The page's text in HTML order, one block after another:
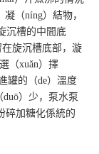
（níng）結物，
沉槽的中間底
旋沉槽底部，漩
（xuǎn）擇
罐的（de）溫度
duō）少，泵水泵
碎加糖化係統的